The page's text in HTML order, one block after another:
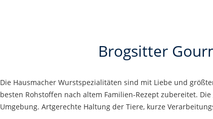
Brogsitter
Die Hausmacher Wurstspezialitäten sind mit Liebe und
besten Rohstoffen nach altem Familien-Rezept zubereitet.
Umgebung. Artgerechte Haltung der Tiere, kurze